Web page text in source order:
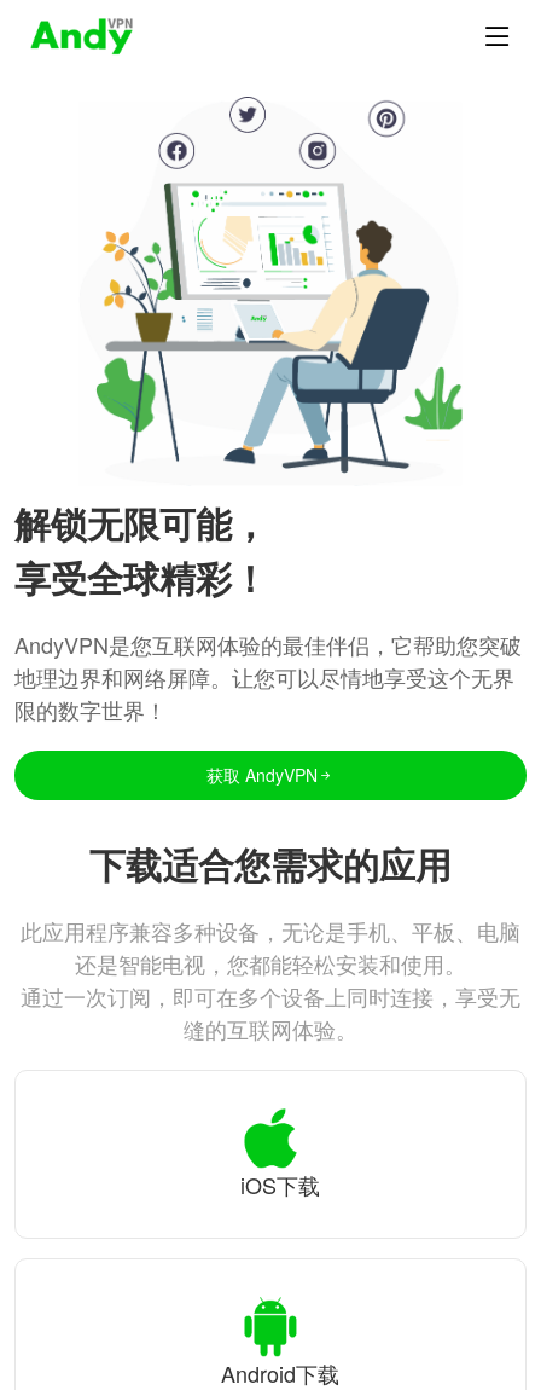
解锁无限可能，
享受全球精彩！
AndyVPN是您互联网体验的最佳伴侣，它帮助您突破
地理边界和网络屏障。让您可以尽情地享受这个无界
限的数字世界！
获取 AndyVPN
下载适合您需求的应用
此应用程序兼容多种设备，无论是手机、平板、电脑
还是智能电视，您都能轻松安装和使用。
通过一次订阅，即可在多个设备上同时连接，享受无
缝的互联网体验。
iOS下载
Android下载